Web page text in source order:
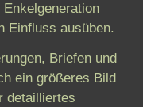
Einfluss ausüben.
Briefen und
ein größeres Bild
detailliertes